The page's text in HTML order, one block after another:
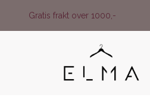
Gratis frakt over 1000,-